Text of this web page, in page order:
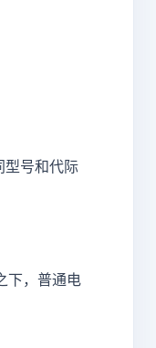
型号和代际
下，普通电